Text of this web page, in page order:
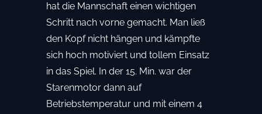
hat die Mannschaft einen wichtigen
Schritt nach vorne gemacht. Man ließ
den Kopf nicht hängen und kämpfte
sich hoch motiviert und tollem Einsatz
in das Spiel. In der 15. Min. war der
Starenmotor dann auf
Betriebstemperatur und mit einem 4